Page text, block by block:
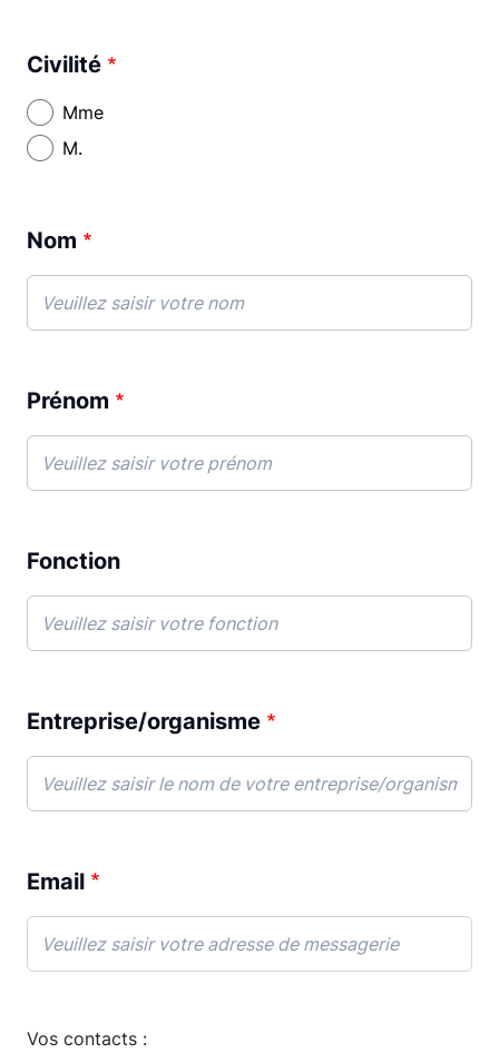
Civilité
Mme
M.
Nom
Prénom
Fonction
Entreprise/organisme
Email
Vos contacts :